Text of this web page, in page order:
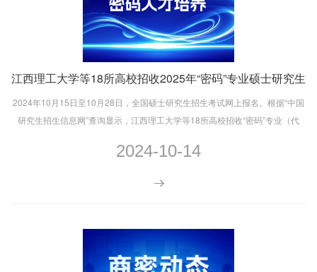
江西理工大学等18所高校招收2025年“密码”专业硕士研究生
2024年10月15日至10月28日，全国硕士研究生招生考试网上报名。根据“中国
研究生招生信息网”查询显示，江西理工大学等18所高校招收“密码”专业（代
2024-10-14